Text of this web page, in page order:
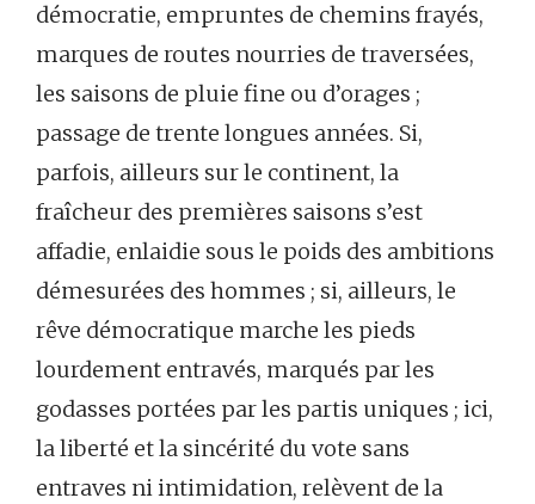
démocratie, empruntes de chemins frayés,
marques de routes nourries de traversées,
les saisons de pluie fine ou d’orages ;
passage de trente longues années. Si,
parfois, ailleurs sur le continent, la
fraîcheur des premières saisons s’est
affadie, enlaidie sous le poids des ambitions
démesurées des hommes ; si, ailleurs, le
rêve démocratique marche les pieds
lourdement entravés, marqués par les
godasses portées par les partis uniques ; ici,
la liberté et la sincérité du vote sans
entraves ni intimidation, relèvent de la